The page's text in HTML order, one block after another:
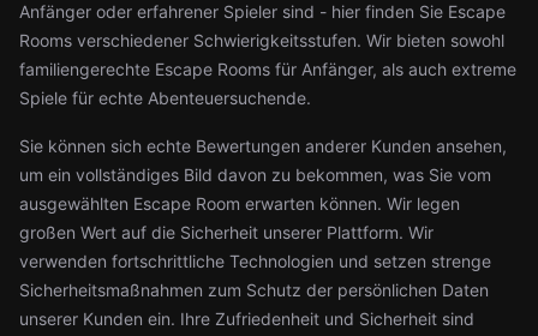
Anfänger oder erfahrener Spieler sind - hier finden Sie Escape
Rooms verschiedener Schwierigkeitsstufen. Wir bieten sowohl
familiengerechte Escape Rooms für Anfänger, als auch extreme
Spiele für echte Abenteuersuchende.
Sie können sich echte Bewertungen anderer Kunden ansehen,
um ein vollständiges Bild davon zu bekommen, was Sie vom
ausgewählten Escape Room erwarten können. Wir legen
großen Wert auf die Sicherheit unserer Plattform. Wir
verwenden fortschrittliche Technologien und setzen strenge
Sicherheitsmaßnahmen zum Schutz der persönlichen Daten
unserer Kunden ein. Ihre Zufriedenheit und Sicherheit sind